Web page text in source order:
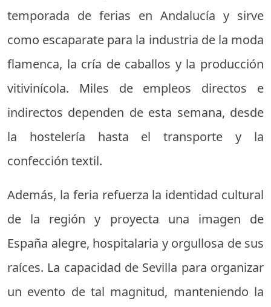
temporada de ferias en Andalucía y sirve
como escaparate para la industria de la moda
flamenca, la cría de caballos y la producción
vitivinícola. Miles de empleos directos e
indirectos dependen de esta semana, desde
la hostelería hasta el transporte y la
confección textil.
Además, la feria refuerza la identidad cultural
de la región y proyecta una imagen de
España alegre, hospitalaria y orgullosa de sus
raíces. La capacidad de Sevilla para organizar
un evento de tal magnitud, manteniendo la